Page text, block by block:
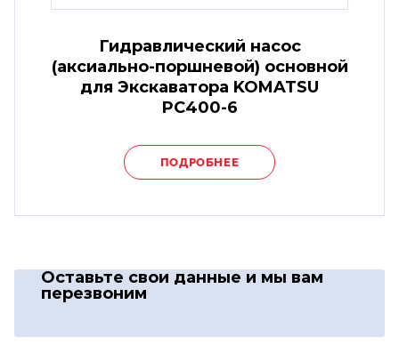
Гидравлический насос
(аксиально-поршневой) основной
для Экскаватора KOMATSU
PC400-6
ПОДРОБНЕЕ
Оставьте свои данные и мы вам
перезвоним